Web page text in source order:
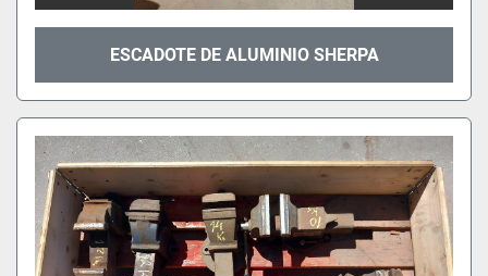
ESCADOTE DE ALUMINIO SHERPA